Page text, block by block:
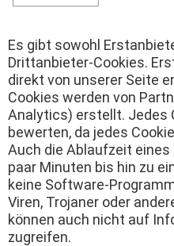
Es gibt sowohl
Drittanbieter-Cookies.
direkt von unserer Seite
Cookies werden von
Analytics) erstellt. Jedes
bewerten, da jedes
Auch die Ablaufzeit
paar Minuten bis hin zu
keine Software-
Viren, Trojaner oder
können auch nicht auf
zugreifen.